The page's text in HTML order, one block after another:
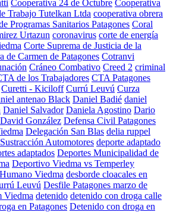
Cooperativa 24 de Octubre Cooperativa
Trabajo Tutelkan Ltda cooperativa obrera
Programas Sanitarios Patagones Coral
Urtazun coronavirus corte de energía
Corte Suprema de Justicia de la
de Carmen de Patagones Cotranvi
Cráneo Combativo Creed 2 criminal
de los Trabajadores CTA Patagones
Curetti - Kiciloff Currú Leuvú Curza
antenao Black Daniel Badié daniel
Daniel Salvador Daniela Agostino Dario
David González Defensa Civil Patagones
Delegación San Blas delia ruppel
Automotores deporte adaptado
adaptados Deportes Municipalidad de
Deportivo Viedma vs Temperley
Viedma desborde cloacales en
Leuvú Desfile Patagones marzo de
Viedma detenido detenido con droga calle
en Patagones Detenido con droga en